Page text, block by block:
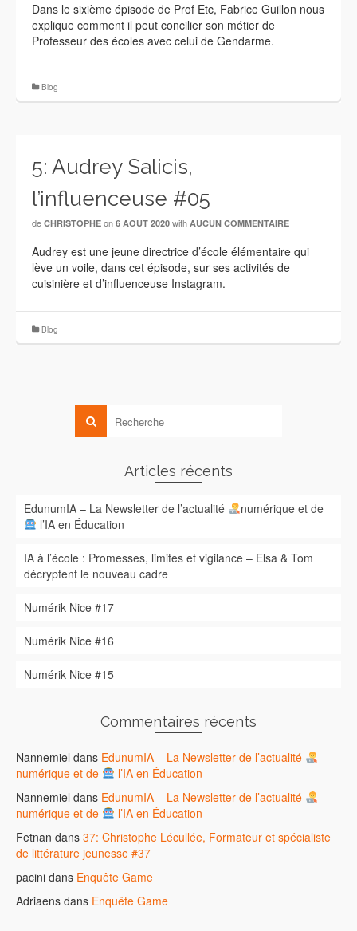
Dans le sixième épisode de Prof Etc, Fabrice Guillon nous
explique comment il peut concilier son métier de
Professeur des écoles avec celui de Gendarme.
Blog
5: Audrey Salicis,
l’influenceuse #05
de CHRISTOPHE on 6 AOÛT 2020 with AUCUN COMMENTAIRE
Audrey est une jeune directrice d’école élémentaire qui
lève un voile, dans cet épisode, sur ses activités de
cuisinière et d’influenceuse Instagram.
Blog
Articles récents
EdunumIA – La Newsletter de l’actualité
numérique et de
l’IA en Éducation
IA à l’école : Promesses, limites et vigilance – Elsa & Tom
décryptent le nouveau cadre
Numérik Nice #17
Numérik Nice #16
Numérik Nice #15
Commentaires récents
Nannemiel dans EdunumIA – La Newsletter de l’actualité
numérique et de
l’IA en Éducation
Nannemiel dans EdunumIA – La Newsletter de l’actualité
numérique et de
l’IA en Éducation
Fetnan dans 37: Christophe Lécullée, Formateur et spécialiste
de littérature jeunesse #37
pacini dans Enquête Game
Adriaens dans Enquête Game